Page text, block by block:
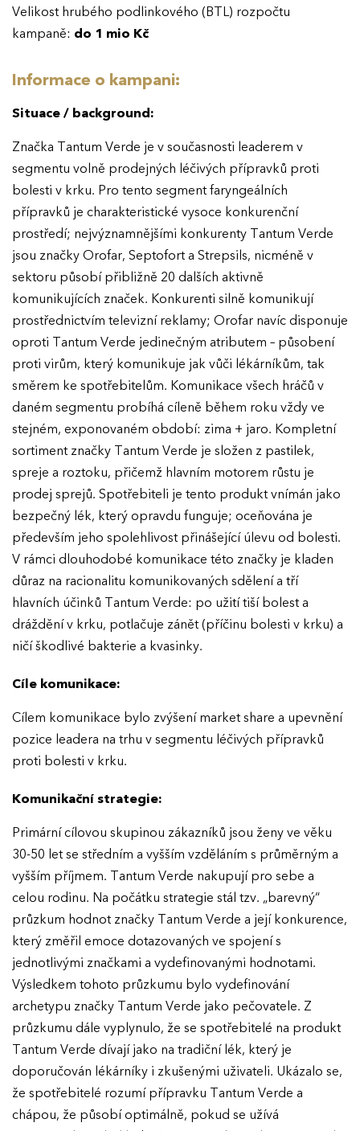
Velikost hrubého podlinkového (BTL) rozpočtu
kampaně: do 1 mio Kč
Informace o kampani:
Situace / background:
Značka Tantum Verde je v současnosti leaderem v
segmentu volně prodejných léčivých přípravků proti
bolesti v krku. Pro tento segment faryngeálních
přípravků je charakteristické vysoce konkurenční
prostředí; nejvýznamnějšími konkurenty Tantum Verde
jsou značky Orofar, Septofort a Strepsils, nicméně v
sektoru působí přibližně 20 dalších aktivně
komunikujících značek. Konkurenti silně komunikují
prostřednictvím televizní reklamy; Orofar navíc disponuje
oproti Tantum Verde jedinečným atributem – působení
proti virům, který komunikuje jak vůči lékárníkům, tak
směrem ke spotřebitelům. Komunikace všech hráčů v
daném segmentu probíhá cíleně během roku vždy ve
stejném, exponovaném období: zima + jaro. Kompletní
sortiment značky Tantum Verde je složen z pastilek,
spreje a roztoku, přičemž hlavním motorem růstu je
prodej sprejů. Spotřebiteli je tento produkt vnímán jako
bezpečný lék, který opravdu funguje; oceňována je
především jeho spolehlivost přinášející úlevu od bolesti.
V rámci dlouhodobé komunikace této značky je kladen
důraz na racionalitu komunikovaných sdělení a tří
hlavních účinků Tantum Verde: po užití tiší bolest a
dráždění v krku, potlačuje zánět (příčinu bolesti v krku) a
ničí škodlivé bakterie a kvasinky.
Cíle komunikace:
Cílem komunikace bylo zvýšení market share a upevnění
pozice leadera na trhu v segmentu léčivých přípravků
proti bolesti v krku.
Komunikační strategie:
Primární cílovou skupinou zákazníků jsou ženy ve věku
30-50 let se středním a vyšším vzděláním s průměrným a
vyšším příjmem. Tantum Verde nakupují pro sebe a
celou rodinu. Na počátku strategie stál tzv. „barevný“
průzkum hodnot značky Tantum Verde a její konkurence,
který změřil emoce dotazovaných ve spojení s
jednotlivými značkami a vydefinovanými hodnotami.
Výsledkem tohoto průzkumu bylo vydefinování
archetypu značky Tantum Verde jako pečovatele. Z
průzkumu dále vyplynulo, že se spotřebitelé na produkt
Tantum Verde dívají jako na tradiční lék, který je
doporučován lékárníky i zkušenými uživateli. Ukázalo se,
že spotřebitelé rozumí přípravku Tantum Verde a
chápou, že působí optimálně, pokud se užívá